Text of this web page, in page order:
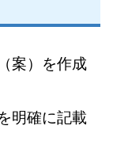
案）を作成
明確に記載